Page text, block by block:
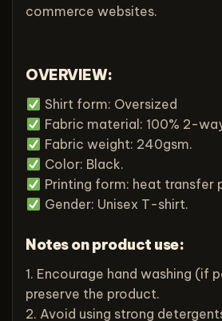
commerce websites.
OVERVIEW:
Shirt form: Oversized
Fabric material: 100% 2-
Fabric weight: 240gsm.
Color: Black.
Printing form: heat transfer
Gender: Unisex T-shirt.
Notes on product use:
1. Encourage hand washing (if
preserve the product.
2. Avoid using strong